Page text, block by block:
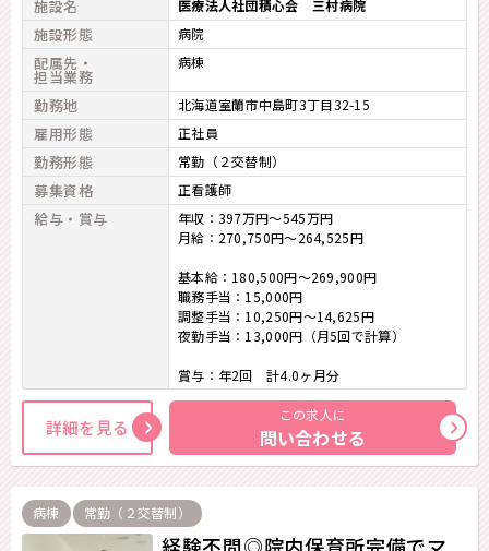
施設名
医療法人社団積心会 三村病院
施設形態 病院
配属先・
担当業務
病棟
勤務地 北海道室蘭市中島町3丁目32-15
雇用形態 正社員
勤務形態 常勤（２交替制）
募集資格 正看護師
給与・賞与
年収：397万円～545万円
月給：270,750円～264,525円
基本給：180,500円～269,900円
職務手当：15,000円
調整手当：10,250円～14,625円
夜勤手当：13,000円（月5回で計算）
賞与：年2回 計4.0ヶ月分
詳細を見る
この求人に
問い合わせる
病棟 常勤（２交替制）